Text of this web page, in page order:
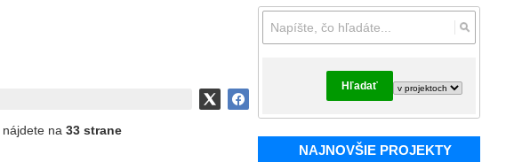
Hľadať
NAJNOVŠIE PROJEKTY
nájdete na 33 strane